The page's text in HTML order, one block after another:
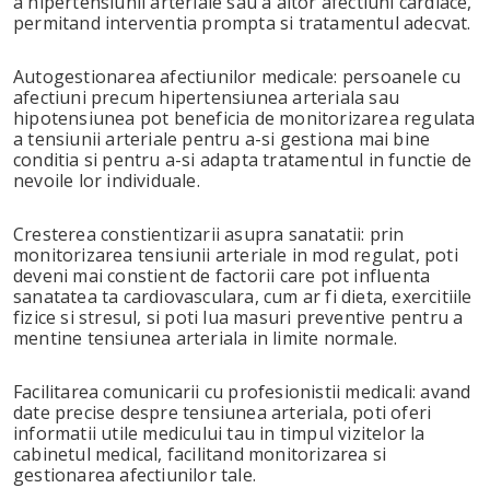
permitand interventia prompta si tratamentul adecvat.
Autogestionarea afectiunilor medicale: persoanele cu
afectiuni precum hipertensiunea arteriala sau
hipotensiunea pot beneficia de monitorizarea regulata
a tensiunii arteriale pentru a-si gestiona mai bine
conditia si pentru a-si adapta tratamentul in functie de
nevoile lor individuale.
Cresterea constientizarii asupra sanatatii: prin
monitorizarea tensiunii arteriale in mod regulat, poti
deveni mai constient de factorii care pot influenta
sanatatea ta cardiovasculara, cum ar fi dieta, exercitiile
fizice si stresul, si poti lua masuri preventive pentru a
mentine tensiunea arteriala in limite normale.
Facilitarea comunicarii cu profesionistii medicali: avand
date precise despre tensiunea arteriala, poti oferi
informatii utile medicului tau in timpul vizitelor la
cabinetul medical, facilitand monitorizarea si
gestionarea afectiunilor tale.